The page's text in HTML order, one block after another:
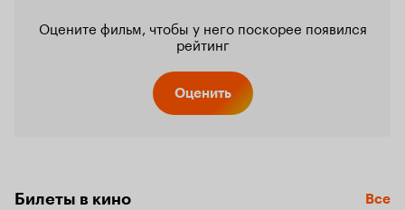
Оцените фильм, чтобы у него поскорее появился
рейтинг
Оценить
Билеты в кино Все